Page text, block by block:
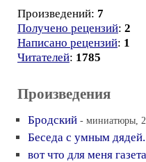
Произведений: 7
Получено рецензий: 2
Написано рецензий: 1
Читателей: 1785
Произведения
Бродский - миниатюры,
Беседа с умным дядей.
вот что для меня газета